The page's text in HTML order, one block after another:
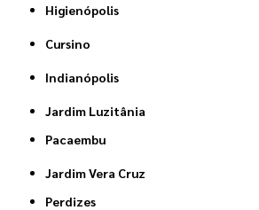
Higienópolis
Cursino
Indianópolis
Jardim Luzitânia
Pacaembu
Jardim Vera Cruz
Perdizes